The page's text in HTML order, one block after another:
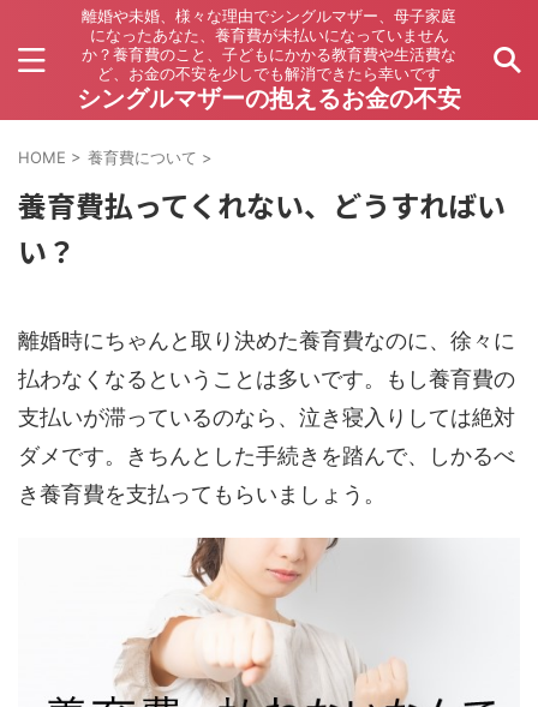
離婚や未婚、様々な理由でシングルマザー、母子家庭
になったあなた、養育費が未払いになっていません
か？養育費のこと、子どもにかかる教育費や生活費な
ど、お金の不安を少しでも解消できたら幸いです
シングルマザーの抱えるお金の不安
HOME > 養育費について >
養育費払ってくれない、どうすればい
い？
離婚時にちゃんと取り決めた養育費なのに、徐々に
払わなくなるということは多いです。もし養育費の
支払いが滞っているのなら、泣き寝入りしては絶対
ダメです。きちんとした手続きを踏んで、しかるべ
き養育費を支払ってもらいましょう。